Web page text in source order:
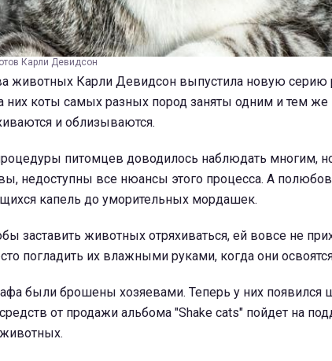
Карли Девидсон
животных Карли Девидсон выпустила новую серию
них коты самых разных пород заняты одним и тем же
и облизываются.
питомцев доводилось наблюдать многим,
недоступны все нюансы этого процесса. А
капель до уморительных мордашек.
заставить животных отряхиваться, ей вовсе не
погладить их влажными руками, когда они
были брошены хозяевами. Теперь у них появился
от продажи альбома "Shake cats" пойдет на